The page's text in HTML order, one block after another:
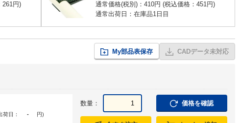
261円)
通常価格(税別)： 410円 (税込価格： 451円)
通常出荷日：在庫品1日目
My部品表保存 CADデータ未対応
荷日： - 円)
数量： 価格を確認